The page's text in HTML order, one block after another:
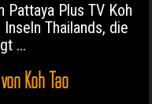
Pattaya Plus TV Koh
Thailands, die
...
Koh Tao